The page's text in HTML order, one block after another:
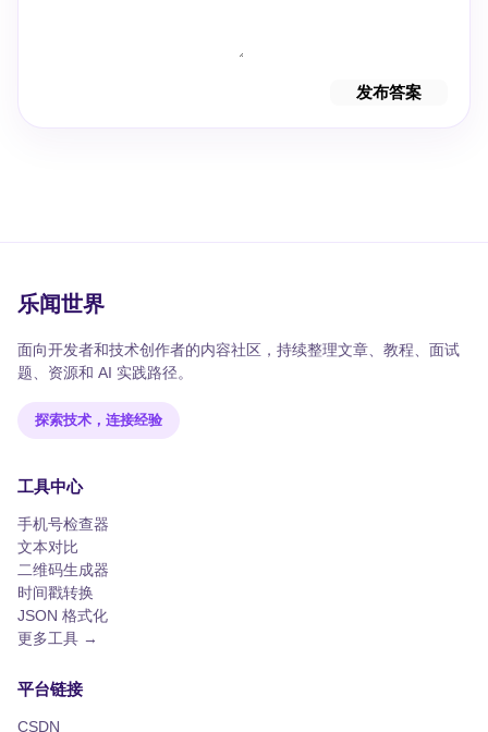
发布答案
乐闻世界
面向开发者和技术创作者的内容社区，持续整理文章、教程、面试
题、资源和 AI 实践路径。
探索技术，连接经验
工具中心
手机号检查器
文本对比
二维码生成器
时间戳转换
JSON 格式化
更多工具 →
平台链接
CSDN